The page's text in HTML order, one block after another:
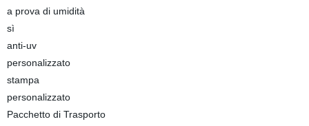
a prova di umidità
sì
anti-uv
personalizzato
stampa
personalizzato
Pacchetto di Trasporto